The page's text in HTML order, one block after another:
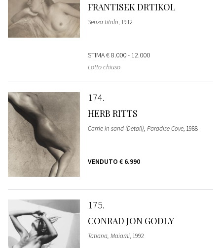
FRANTISEK DRTIKOL
Senza titolo, 1912
STIMA€ 8.000 - 12.000
Lotto chiuso
174
HERB RITTS
Carrie in sand (Detail), Paradise Cove, 1988
VENDUTO € 6.990
175
CONRAD JON GODLY
Tatiana, Maiami, 1992